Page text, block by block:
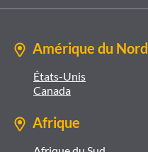
Amérique du Nord
États-Unis
Canada
Afrique